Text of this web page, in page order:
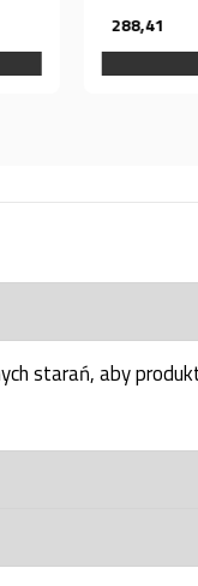
1 800,66
starań, aby